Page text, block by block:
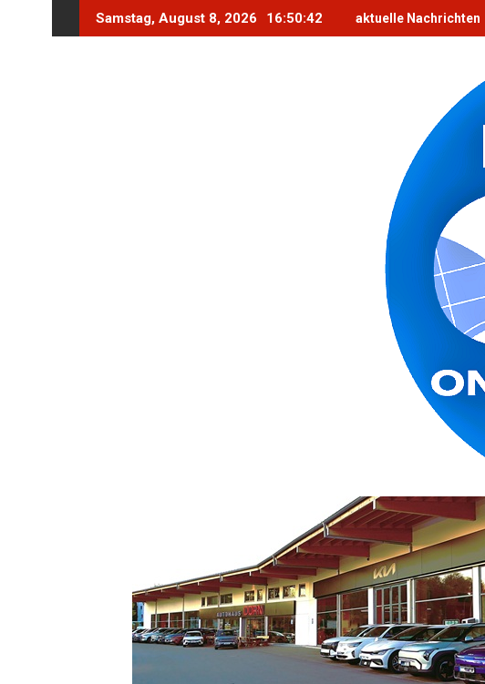
Samstag, August 8, 2026 16:50:44 aktuelle Nachrichten